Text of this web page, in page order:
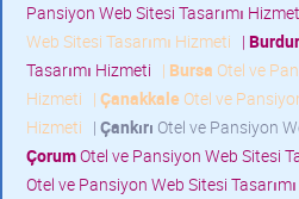
Pansiyon Web Sitesi Tasarımı
Web Sitesi Tasarımı Hizmeti | Burdur
Tasarımı Hizmeti | Bursa Otel ve
Hizmeti | Çanakkale Otel ve
Hizmeti | Çankırı Otel ve Pansiyon
ÇorumOtel ve Pansiyon Web Sitesi
Otel ve Pansiyon Web Sitesi